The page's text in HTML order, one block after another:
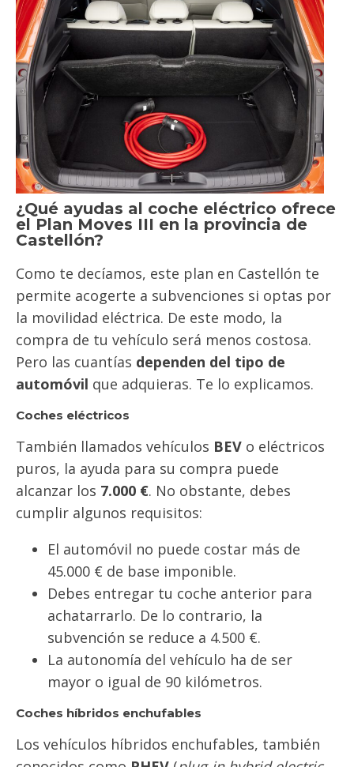
¿Qué ayudas al coche eléctrico ofrece
el Plan Moves III en la provincia de
Castellón?
Como te decíamos, este plan en Castellón te
permite acogerte a subvenciones si optas por
la movilidad eléctrica. De este modo, la
compra de tu vehículo será menos costosa.
Pero las cuantías dependen del tipo de
automóvil que adquieras. Te lo explicamos.
Coches eléctricos
También llamados vehículos BEV o eléctricos
puros, la ayuda para su compra puede
alcanzar los 7.000 €. No obstante, debes
cumplir algunos requisitos:
El automóvil no puede costar más de
45.000 € de base imponible.
Debes entregar tu coche anterior para
achatarrarlo. De lo contrario, la
subvención se reduce a 4.500 €.
La autonomía del vehículo ha de ser
mayor o igual de 90 kilómetros.
Coches híbridos enchufables
Los vehículos híbridos enchufables, también